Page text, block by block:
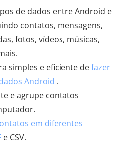
de dados entre Android e
contatos, mensagens,
fotos, vídeos, músicas,
simples e eficiente defazer
Android .
e agrupe contatos
em diferentes
e CSV.